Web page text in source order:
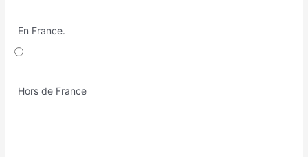
En France.
Hors de France